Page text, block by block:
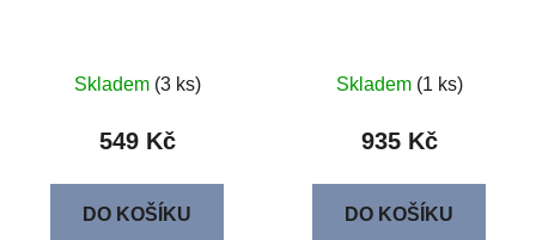
Skladem (3 ks)
549 Kč
DO KOŠÍKU
Skladem (1 ks)
935 Kč
DO KOŠÍKU